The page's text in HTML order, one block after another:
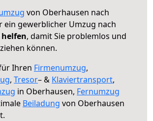
von Oberhausen nach
ein gewerblicher Umzug nach
, damit Sie problemlos und
können.
Ihren Firmenumzug,
, Tresor– & Klaviertransport,
in Oberhausen, Fernumzug
Beiladung von Oberhausen